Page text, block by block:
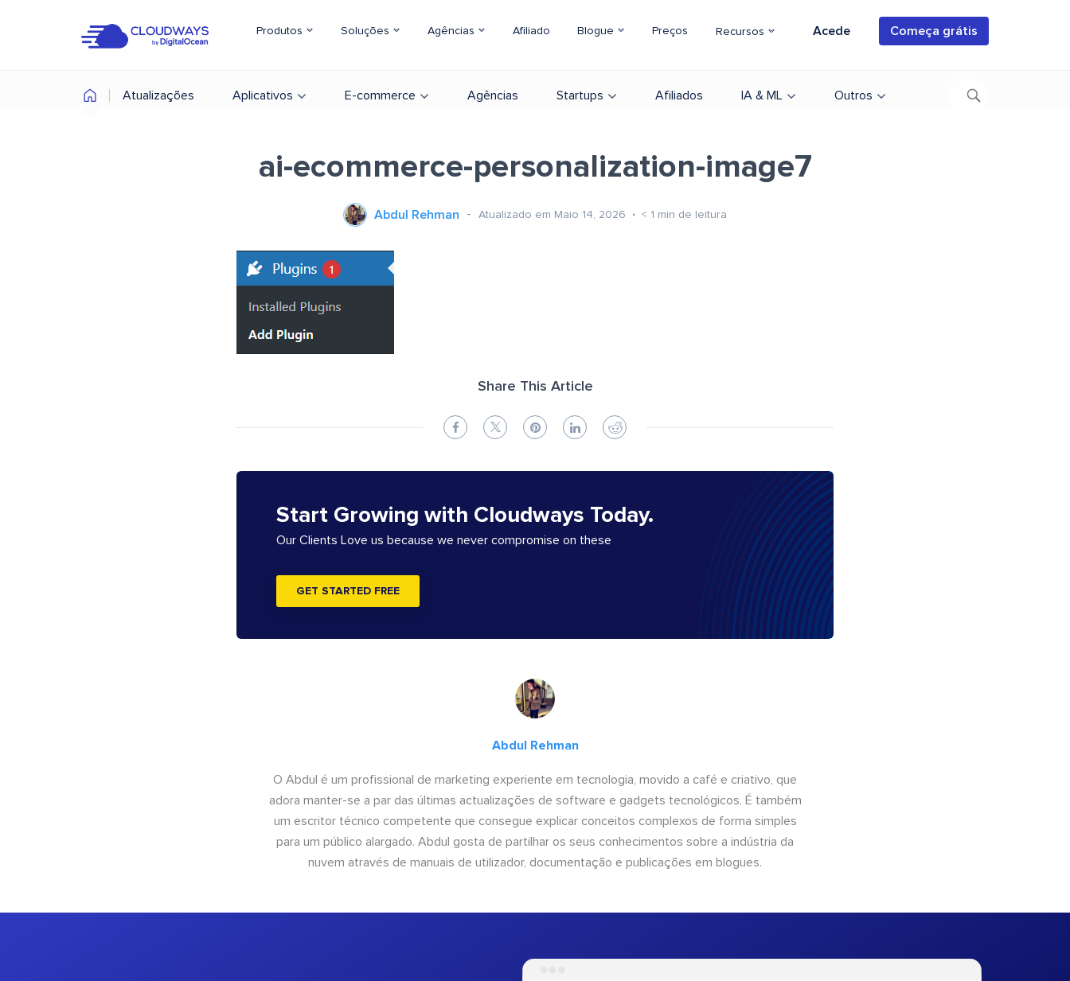
Produtos Soluções Agências Afiliado Blogue Preços Recursos Acede Começa grátis
Atualizações Aplicativos E-commerce Agências Startups Afiliados IA & ML Outros
ai-ecommerce-personalization-image7
Abdul Rehman Atualizado em Maio 14, 2026 < 1 min de leitura
Share This Article
Start Growing with Cloudways Today.
Our Clients Love us because we never compromise on these
GET STARTED FREE
Abdul Rehman
O Abdul é um profissional de marketing experiente em tecnologia, movido a café e criativo, que
adora manter-se a par das últimas actualizações de software e gadgets tecnológicos. É também
um escritor técnico competente que consegue explicar conceitos complexos de forma simples
para um público alargado. Abdul gosta de partilhar os seus conhecimentos sobre a indústria da
nuvem através de manuais de utilizador, documentação e publicações em blogues.